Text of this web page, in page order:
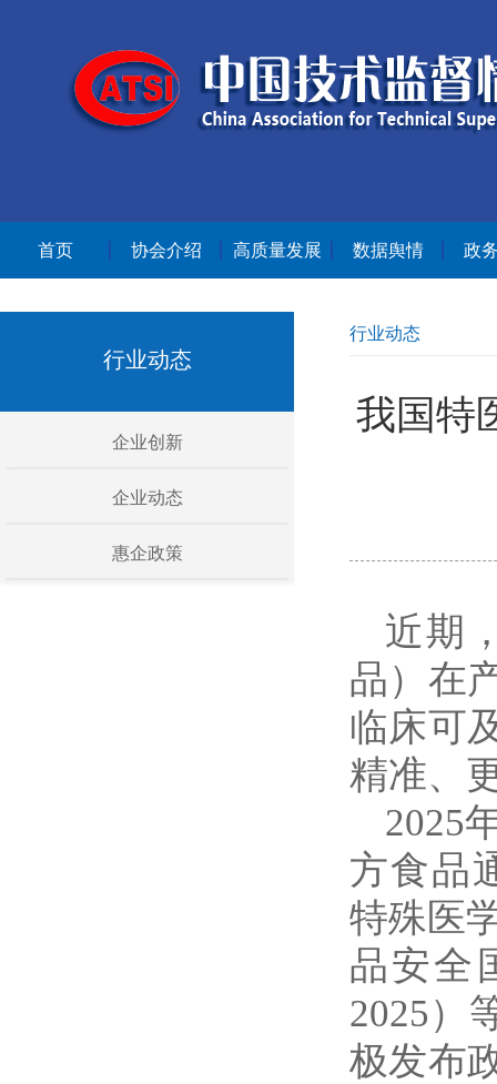
首页 协会介绍 高质量发展 数据舆情 政
行业动态
企业创新
企业动态
惠企政策
行业动态
我国特
近期
品）在
临床可
精准、
2025
方食品
特殊医
品安全
2025）
极发布